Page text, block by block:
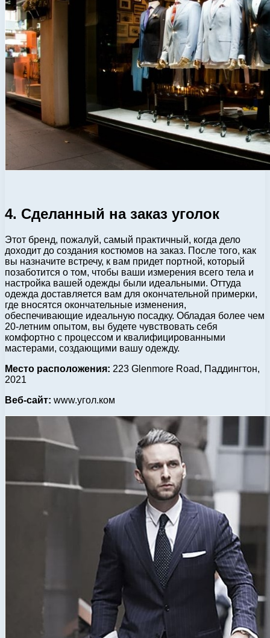
4. Сделанный на заказ уголок
Этот бренд, пожалуй, самый практичный, когда дело
доходит до создания костюмов на заказ. После того, как
вы назначите встречу, к вам придет портной, который
позаботится о том, чтобы ваши измерения всего тела и
настройка вашей одежды были идеальными. Оттуда
одежда доставляется вам для окончательной примерки,
где вносятся окончательные изменения,
обеспечивающие идеальную посадку. Обладая более чем
20-летним опытом, вы будете чувствовать себя
комфортно с процессом и квалифицированными
мастерами, создающими вашу одежду.
Место расположения: 223 Glenmore Road, Паддингтон,
2021
Веб-сайт: www.угол.ком